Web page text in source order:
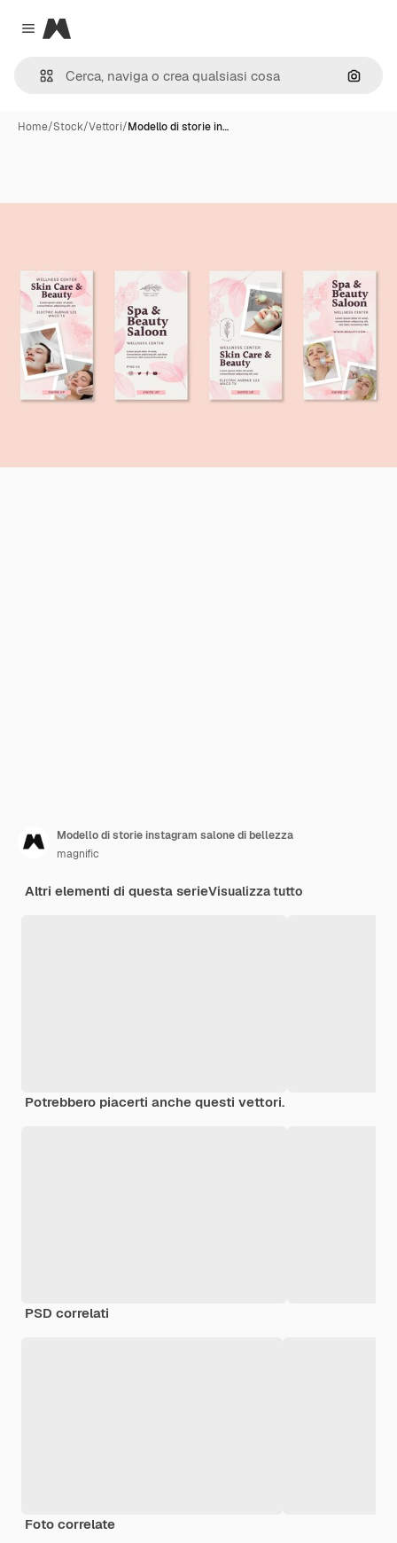
Close menu
Magnific
Cerca
Home/Stock/Vettori/Modello di storie in…
Modello di storie instagram salone di bellezza
magnific
Altri elementi di questa serieVisualizza tutto
Potrebbero piacerti anche questi vettori.
PSD correlati
Foto correlate